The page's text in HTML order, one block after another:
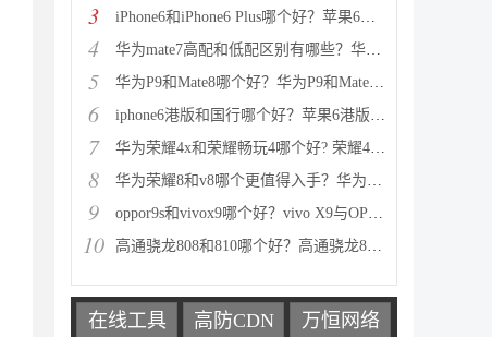
3 iPhone6和iPhone6 Plus哪个好？苹果6和iPhone6 Plus区
4 华为mate7高配和低配区别有哪些？华为mate7低配(标准
5 华为P9和Mate8哪个好？华为P9和Mate8详细对比评测
6 iphone6港版和国行哪个好？苹果6港版和国行区别对比评
7 华为荣耀4x和荣耀畅玩4哪个好? 荣耀4x和荣耀畅玩4区别
8 华为荣耀8和v8哪个更值得入手？华为荣耀v8和荣耀8全面
9 oppor9s和vivox9哪个好？vivo X9与OPPO R9s区别对比深
10 高通骁龙808和810哪个好？高通骁龙808和810区别对比评
在线工具 高防CDN 万恒网络